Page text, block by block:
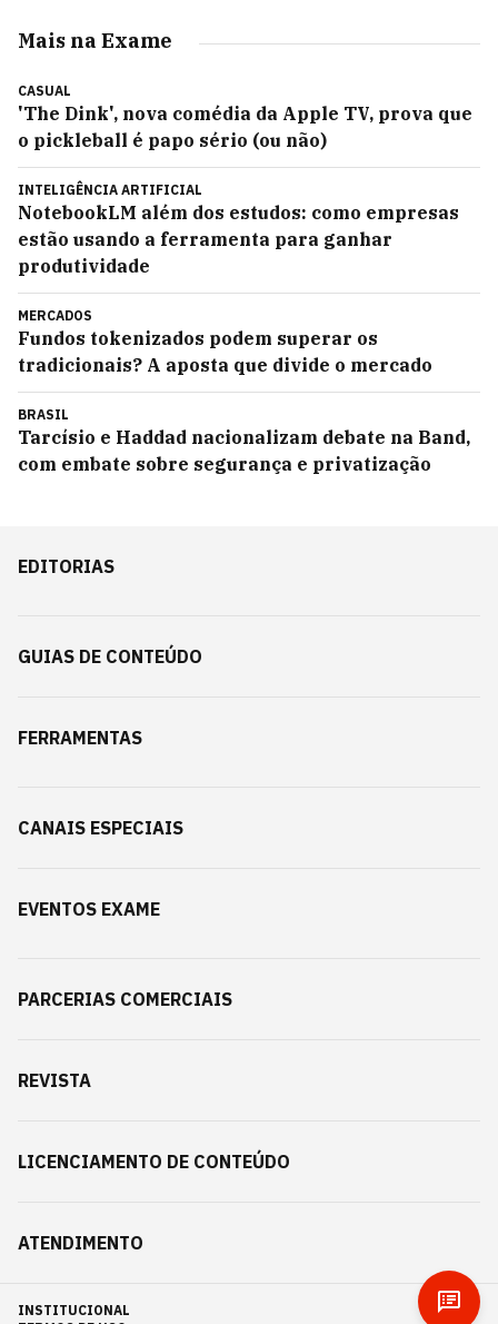
Mais na Exame
CASUAL
'The Dink', nova comédia da Apple TV, prova que
o pickleball é papo sério (ou não)
INTELIGÊNCIA ARTIFICIAL
NotebookLM além dos estudos: como empresas
estão usando a ferramenta para ganhar
produtividade
MERCADOS
Fundos tokenizados podem superar os
tradicionais? A aposta que divide o mercado
BRASIL
Tarcísio e Haddad nacionalizam debate na Band,
com embate sobre segurança e privatização
EDITORIAS
GUIAS DE CONTEÚDO
FERRAMENTAS
CANAIS ESPECIAIS
EVENTOS EXAME
PARCERIAS COMERCIAIS
REVISTA
LICENCIAMENTO DE CONTEÚDO
ATENDIMENTO
INSTITUCIONAL